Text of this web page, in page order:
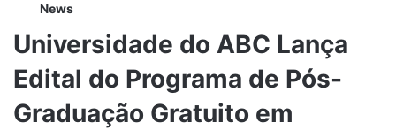
News
Universidade do ABC Lança
Edital do Programa de Pós-
Graduação Gratuito em